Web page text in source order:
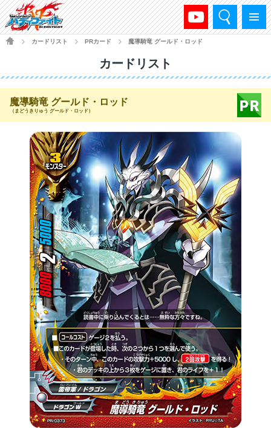
メニュー
検索
HOME
カードリスト PRカード 魔導騎竜 グールド・ロッド
カードリスト
魔導騎竜 グールド・ロッド
（まどうきりゅう グールド・ロッド）